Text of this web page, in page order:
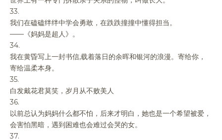
33.
我们在磕磕绊绊中学会勇敢，在跌跌撞撞中懂得担当。
——《妈妈是超人》。
34.
我在黄昏写上一封书信,载着落日的余晖和银河的浪漫。寄给你，
寄给温柔本身。
35.
白发戴花君莫笑，岁月从不败美人
36.
以前总认为妈妈什么都不怕，后来才明白，她也是一个希望被爱，
会害怕黑暗，遇到困难也会难过会哭的女。
37.